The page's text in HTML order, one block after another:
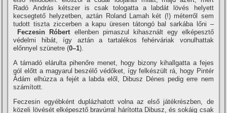
Radó András kétszer is csak tologatta a labdát lövés helyett
kecsegtető helyzetben, aztán Roland Lamah két (!) méterről sem
tudott tiszta ziccerben a kapu üresen tátongó bal sarkába lőni –
Feczesin Róbertellenben pimaszul kihasznált egy elképesztő
védelmi hibát, í­gy aztán a tartalékos fehérváriak vonulhattak
előnnyel szünetre (0–1).
A támadó elárulta pihenőre menet, hogy bizony kihallgatta a fejes
gól előtt a magyarul beszélő védőket, í­gy felkészült rá, hogy Pintér
Ádám elhúzza a fejét a labda elől, Dibusz Dénes pedig erre nem
számí­tott.
Feczesin egyébként duplázhatott volna az első játékrészben, de
közeli lövését elképesztő bravúrral hárí­totta Dibusz, és sokáig csak